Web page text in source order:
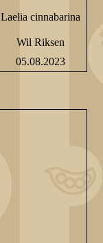
Laelia cinnabarina
Wil Riksen
05.08.2023